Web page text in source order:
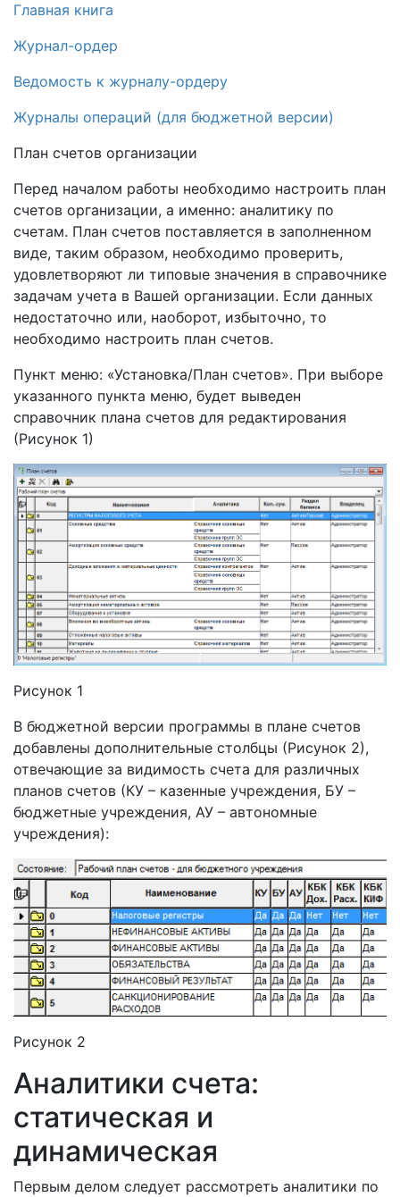
Главная книга
Журнал-ордер
Ведомость к журналу-ордеру
Журналы операций (для бюджетной версии)
План счетов организации
Перед началом работы необходимо настроить план
счетов организации, а именно: аналитику по
счетам. План счетов поставляется в заполненном
виде, таким образом, необходимо проверить,
удовлетворяют ли типовые значения в справочнике
задачам учета в Вашей организации. Если данных
недостаточно или, наоборот, избыточно, то
необходимо настроить план счетов.
Пункт меню: «Установка/План счетов». При выборе
указанного пункта меню, будет выведен
справочник плана счетов для редактирования
(Рисунок 1)
Рисунок 1
В бюджетной версии программы в плане счетов
добавлены дополнительные столбцы (Рисунок 2),
отвечающие за видимость счета для различных
планов счетов (КУ – казенные учреждения, БУ –
бюджетные учреждения, АУ – автономные
учреждения):
Рисунок 2
Аналитики счета:
статическая и
динамическая
Первым делом следует рассмотреть аналитики по